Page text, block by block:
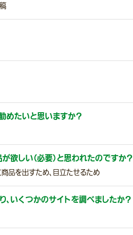
めたいと思いますか？
欲しい（必要）と思われたのですか？
品を出すため、目立たせるため
、いくつかのサイトを調べましたか？